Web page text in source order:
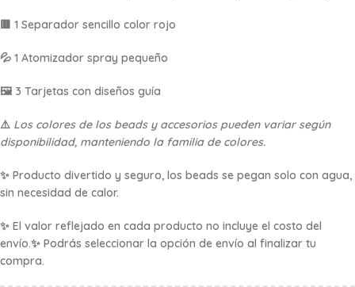
🟥 1 Separador sencillo color rojo
💦 1 Atomizador spray pequeño
🖼️ 3 Tarjetas con diseños guía
⚠️ Los colores de los beads y accesorios pueden variar según
disponibilidad, manteniendo la familia de colores.
✨ Producto divertido y seguro, los beads se pegan solo con agua,
sin necesidad de calor.
✨ El valor reflejado en cada producto no incluye el costo del
envío.✨ Podrás seleccionar la opción de envío al finalizar tu
compra.